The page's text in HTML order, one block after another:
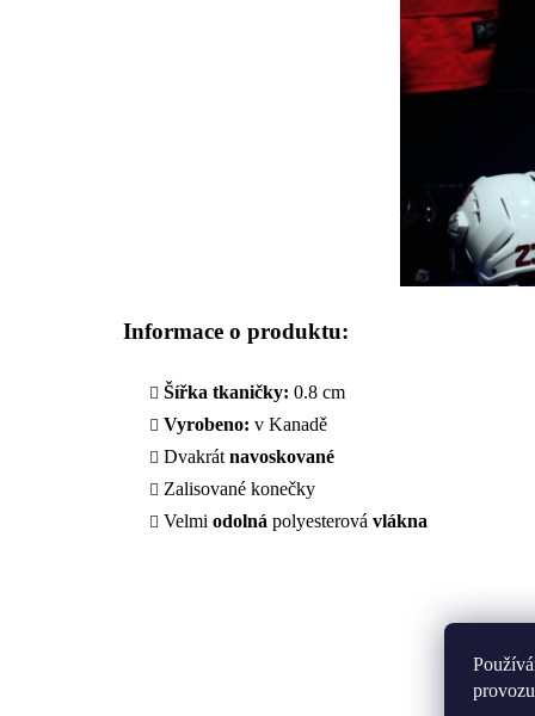
Informace o produktu:
Šířka tkaničky: 0.8 cm
Vyrobeno: v Kanadě
Dvakrát navoskované
Zalisované konečky
Velmi odolná polyesterová vlákna